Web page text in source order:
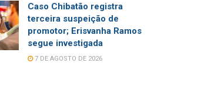
Caso Chibatão registra
terceira suspeição de
promotor; Erisvanha Ramos
segue investigada
7 DE AGOSTO DE 2026